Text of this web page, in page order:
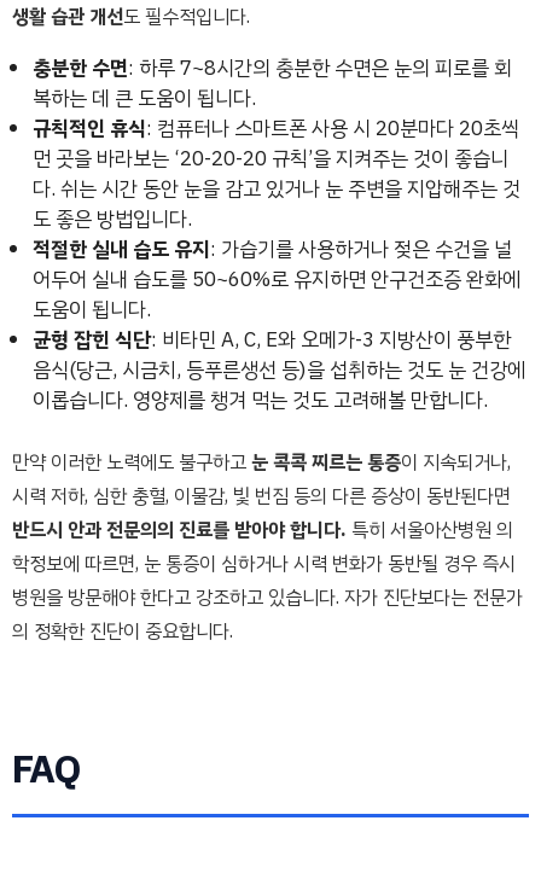
생활 습관 개선도 필수적입니다.
충분한 수면: 하루 7~8시간의 충분한 수면은 눈의 피로를 회
복하는 데 큰 도움이 됩니다.
규칙적인 휴식: 컴퓨터나 스마트폰 사용 시 20분마다 20초씩
먼 곳을 바라보는 ‘20-20-20 규칙’을 지켜주는 것이 좋습니
다. 쉬는 시간 동안 눈을 감고 있거나 눈 주변을 지압해주는 것
도 좋은 방법입니다.
적절한 실내 습도 유지: 가습기를 사용하거나 젖은 수건을 널
어두어 실내 습도를 50~60%로 유지하면 안구건조증 완화에
도움이 됩니다.
균형 잡힌 식단: 비타민 A, C, E와 오메가-3 지방산이 풍부한
음식(당근, 시금치, 등푸른생선 등)을 섭취하는 것도 눈 건강에
이롭습니다. 영양제를 챙겨 먹는 것도 고려해볼 만합니다.
만약 이러한 노력에도 불구하고눈 콕콕 찌르는 통증이 지속되거나,
시력 저하, 심한 충혈, 이물감, 빛 번짐 등의 다른 증상이 동반된다면
반드시 안과 전문의의 진료를 받아야 합니다. 특히 서울아산병원 의
학정보에 따르면, 눈 통증이 심하거나 시력 변화가 동반될 경우 즉시
병원을 방문해야 한다고 강조하고 있습니다. 자가 진단보다는 전문가
의 정확한 진단이 중요합니다.
FAQ